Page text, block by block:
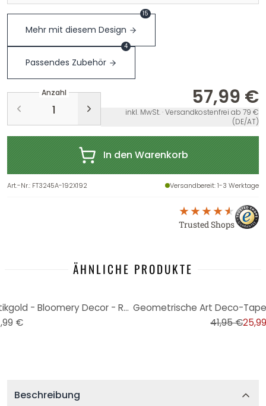
Mehr mit diesem Design
15
Passendes Zubehör
4
Anzahl 57,99 €
inkl. MwSt. · Versandkostenfrei ab 79 €
(DE/AT)
In den Warenkorb
Art.-Nr.: FT3245A-192X192 Versandbereit: 1-3 Werktage
Trusted Shops
ÄHNLICHE PRODUKTE
Fototapete Mandala Boho Antikgold - Bloomery Decor - Rund - Selbstklebend/Vlies
€
41,95 €
Beschreibung